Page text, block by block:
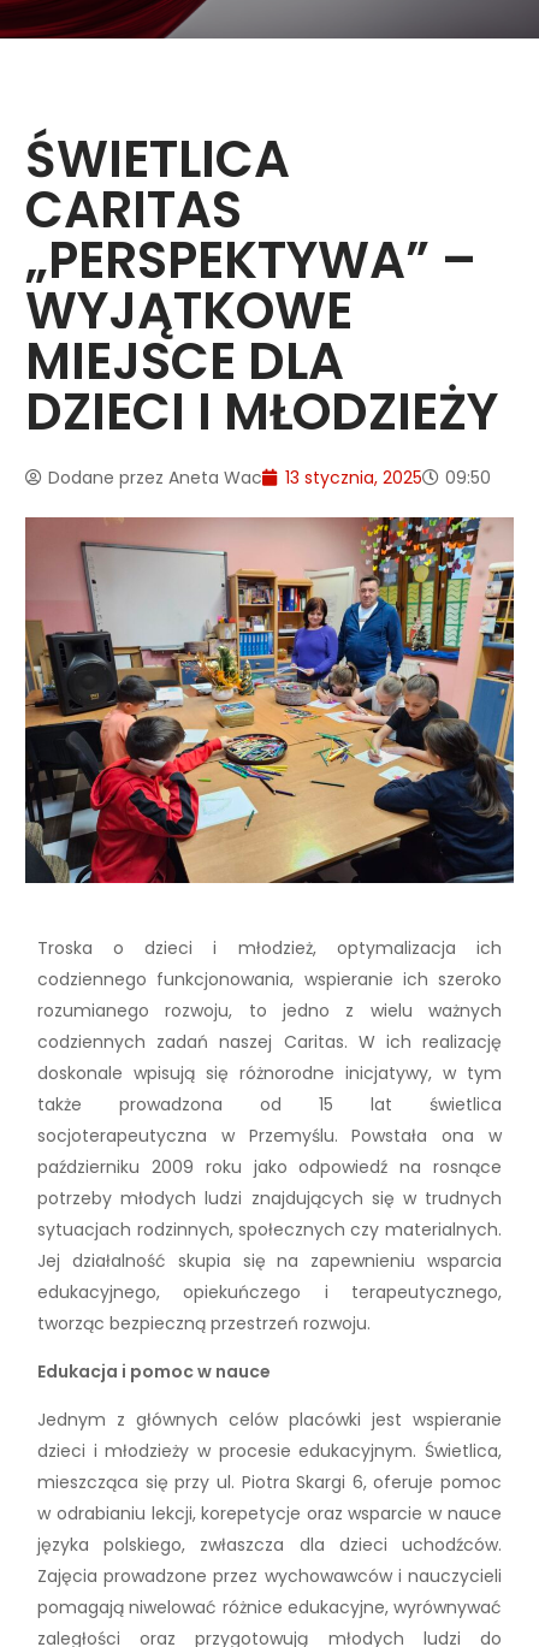
ŚWIETLICA
CARITAS
„PERSPEKTYWA” –
WYJĄTKOWE
MIEJSCE DLA
DZIECI I MŁODZIEŻY
Dodane przez Aneta Wac 13 stycznia, 2025 09:50
Troska o dzieci i młodzież, optymalizacja ich
codziennego funkcjonowania, wspieranie ich szeroko
rozumianego rozwoju, to jedno z wielu ważnych
codziennych zadań naszej Caritas. W ich realizację
doskonale wpisują się różnorodne inicjatywy, w tym
także prowadzona od 15 lat świetlica
socjoterapeutyczna w Przemyślu. Powstała ona w
październiku 2009 roku jako odpowiedź na rosnące
potrzeby młodych ludzi znajdujących się w trudnych
sytuacjach rodzinnych, społecznych czy materialnych.
Jej działalność skupia się na zapewnieniu wsparcia
edukacyjnego, opiekuńczego i terapeutycznego,
tworząc bezpieczną przestrzeń rozwoju.
Edukacja i pomoc w nauce
Jednym z głównych celów placówki jest wspieranie
dzieci i młodzieży w procesie edukacyjnym. Świetlica,
mieszcząca się przy ul. Piotra Skargi 6, oferuje pomoc
w odrabianiu lekcji, korepetycje oraz wsparcie w nauce
języka polskiego, zwłaszcza dla dzieci uchodźców.
Zajęcia prowadzone przez wychowawców i nauczycieli
pomagają niwelować różnice edukacyjne, wyrównywać
zaległości oraz przygotowują młodych ludzi do